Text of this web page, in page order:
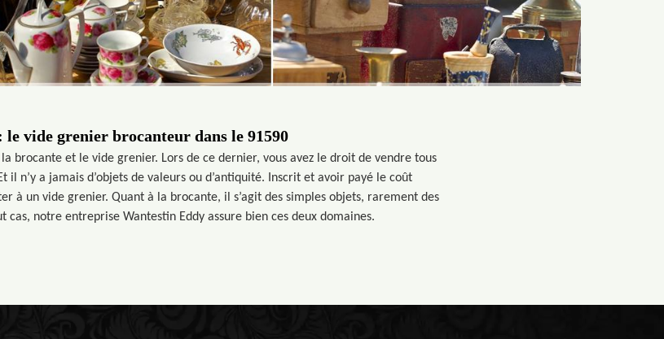
le vide grenier brocanteur dans le 91590
brocante et le vide grenier. Lors de ce dernier, vous avez le droit de vendre tous
il n’y a jamais d’objets de valeurs ou d’antiquité. Inscrit et avoir payé le coût
à un vide grenier. Quant à la brocante, il s’agit des simples objets, rarement des
cas, notre entreprise Wantestin Eddy assure bien ces deux domaines.